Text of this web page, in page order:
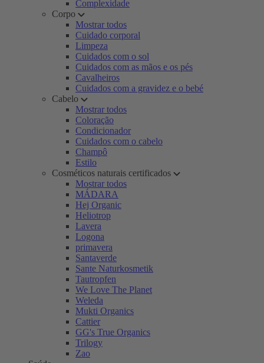
Complexidade
Corpo
Mostrar todos
Cuidado corporal
Limpeza
Cuidados com o sol
Cuidados com as mãos e os pés
Cavalheiros
Cuidados com a gravidez e o bebé
Cabelo
Mostrar todos
Coloração
Condicionador
Cuidados com o cabelo
Champô
Estilo
Cosméticos naturais certificados
Mostrar todos
MÁDARA
Hej Organic
Heliotrop
Lavera
Logona
primavera
Santaverde
Sante Naturkosmetik
Tautropfen
We Love The Planet
Weleda
Mukti Organics
Cattier
GG's True Organics
Trilogy
Zao